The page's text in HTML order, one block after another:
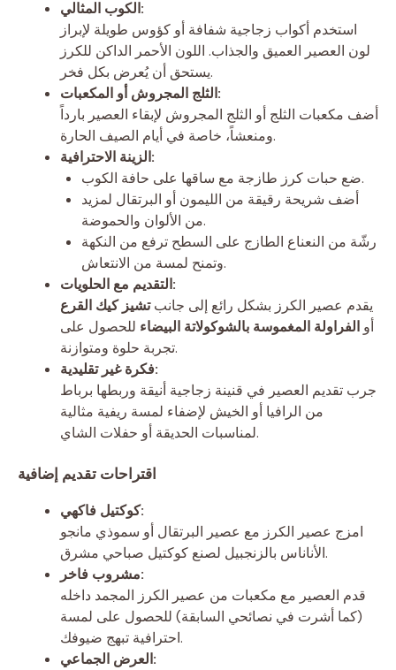
الكوب المثالي:
استخدم أكواب زجاجية شفافة أو كؤوس طويلة لإبراز
لون العصير العميق والجذاب. اللون الأحمر الداكن للكرز
يستحق أن يُعرض بكل فخر.
الثلج المجروش أو المكعبات:
أضف مكعبات الثلج أو الثلج المجروش لإبقاء العصير بارداً
ومنعشاً، خاصة في أيام الصيف الحارة.
الزينة الاحترافية:
ضع حبات كرز طازجة مع ساقها على حافة الكوب.
أضف شريحة رقيقة من الليمون أو البرتقال لمزيد
من الألوان والحموضة.
رشّة من النعناع الطازج على السطح ترفع من النكهة
وتمنح لمسة من الانتعاش.
التقديم مع الحلويات:
يقدم عصير الكرز بشكل رائع إلى جانبتشيز كيك القرع
أو الفراولة المغموسة بالشوكولاتة البيضاء للحصول على
تجربة حلوة ومتوازنة.
فكرة غير تقليدية:
جرب تقديم العصير في قنينة زجاجية أنيقة وربطها برباط
من الرافيا أو الخيش لإضفاء لمسة ريفية مثالية
لمناسبات الحديقة أو حفلات الشاي.
اقتراحات تقديم إضافية
كوكتيل فاكهي:
امزج عصير الكرز مع عصير البرتقال أو سموذي مانجو
الأناناس بالزنجبيل لصنع كوكتيل صباحي مشرق.
مشروب فاخر:
قدم العصير مع مكعبات من عصير الكرز المجمد داخله
(كما أشرت في نصائحي السابقة) للحصول على لمسة
احترافية تبهج ضيوفك.
العرض الجماعي: